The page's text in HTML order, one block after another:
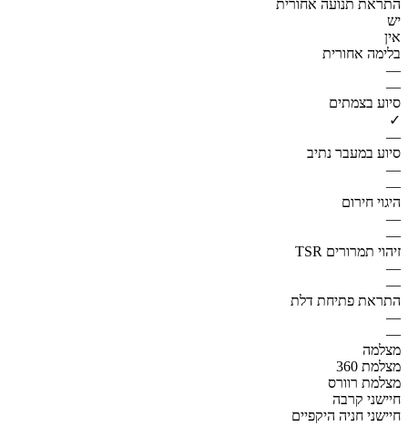
התראת תנועה אחורית
יש
אין
בלימה אחורית
—
—
סיוע בצמתים
✓
—
סיוע במעבר נתיב
—
—
היגוי חירום
—
—
זיהוי תמרורים TSR
—
—
התראת פתיחת דלת
—
—
מצלמה
מצלמת 360
מצלמת רוורס
חיישני קרבה
חיישני חניה היקפיים